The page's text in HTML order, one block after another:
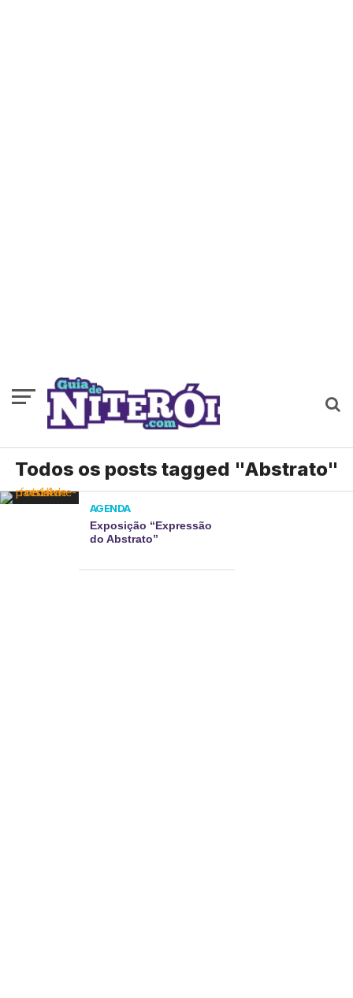
Todos os posts tagged "Abstrato"
AGENDA
Exposição “Expressão
do Abstrato”